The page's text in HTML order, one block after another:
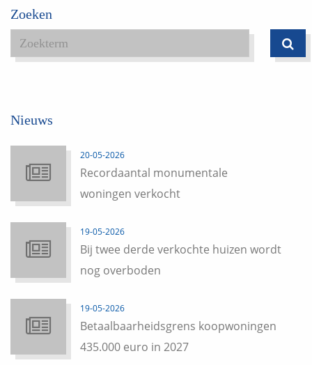
Zoeken
Nieuws
20-05-2026
Recordaantal monumentale
woningen verkocht
19-05-2026
Bij twee derde verkochte huizen wordt
nog overboden
19-05-2026
Betaalbaarheidsgrens koopwoningen
435.000 euro in 2027